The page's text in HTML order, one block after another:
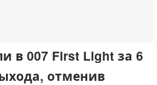
в 007 First Light за 6
отменив